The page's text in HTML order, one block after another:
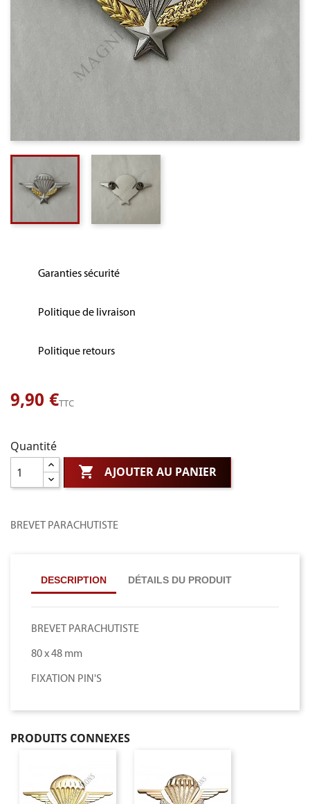
Garanties sécurité
Politique de livraison
Politique retours
9,90 €TTC
Quantité
 AJOUTER AU PANIER
BREVET PARACHUTISTE
DESCRIPTION DÉTAILS DU PRODUIT
BREVET PARACHUTISTE
80 x 48 mm
FIXATION PIN'S
PRODUITS CONNEXES